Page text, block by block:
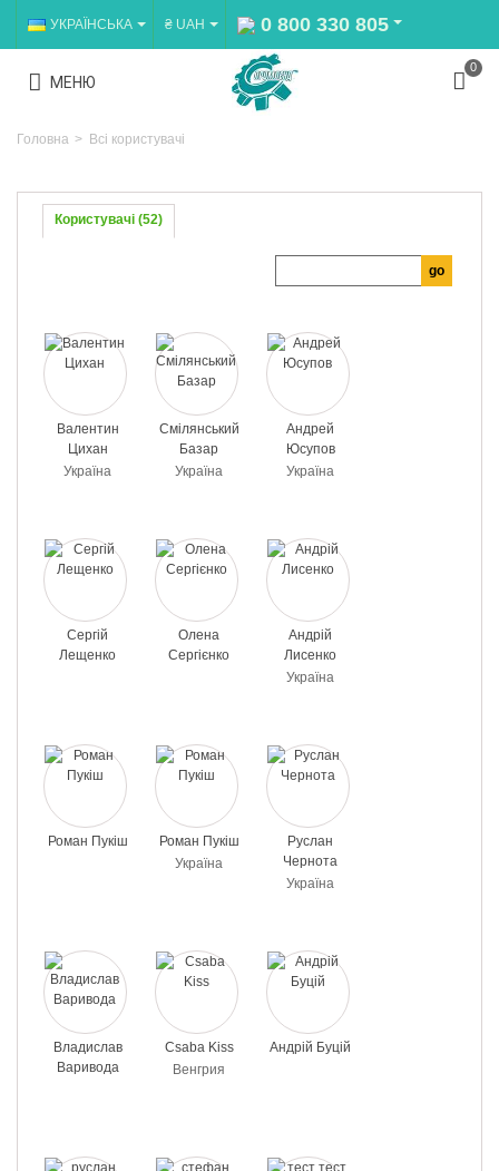
УКРАЇНСЬКА ₴ UAH 0 800 330 805
МЕНЮ
0
Головна > Всі користувачі
Користувачі (52)
Валентин
Цихан
Україна
Смілянський
Базар
Україна
Андрей
Юсупов
Україна
Сергій
Лещенко
Олена
Сергієнко
Андрій
Лисенко
Україна
Роман Пукіш
Роман Пукіш
Україна
Руслан
Чернота
Україна
Владислав
Варивода
Csaba Kiss
Венгрия
Андрій Буцій